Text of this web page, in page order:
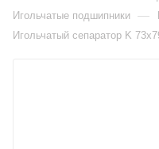
Игольчатые подшипники —
Игольчатый сепаратор K